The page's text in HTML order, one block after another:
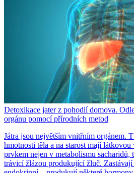
Detoxikace jater z pohodlí domova.
orgánu pomocí přírodních metod
Játra jsou největším vnitřním orgánem.
hmotnosti těla a na starost mají
prvkem nejen v metabolismu
trávicí žlázou produkující žluč.